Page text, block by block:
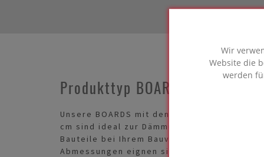
Wir
Website die
werden
Produkttyp BOARDS
Unsere BOARDS mit den Abmessungen
cm sind ideal zur Dämmung spezieller
Bauteile bei Ihrem Bauvorhaben. Dank ihrer
Abmessungen eignen sie sich unter anderem